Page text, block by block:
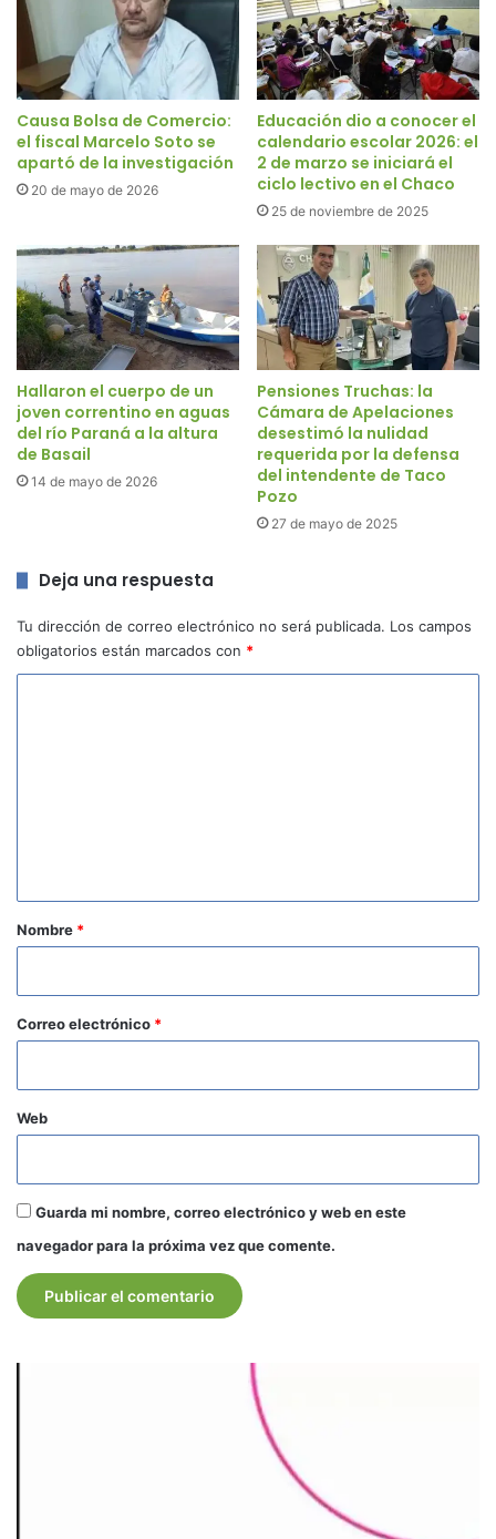
Causa Bolsa de Comercio:
el fiscal Marcelo Soto se
apartó de la investigación
20 de mayo de 2026
Educación dio a conocer el
calendario escolar 2026: el
2 de marzo se iniciará el
ciclo lectivo en el Chaco
25 de noviembre de 2025
Hallaron el cuerpo de un
joven correntino en aguas
del río Paraná a la altura
de Basail
14 de mayo de 2026
Pensiones Truchas: la
Cámara de Apelaciones
desestimó la nulidad
requerida por la defensa
del intendente de Taco
Pozo
27 de mayo de 2025
Deja una respuesta
Tu dirección de correo electrónico no será publicada. Los campos
obligatorios están marcados con *
r
o
*
Nombre *
Correo electrónico *
Web
Guarda mi nombre, correo electrónico y web en este
navegador para la próxima vez que comente.